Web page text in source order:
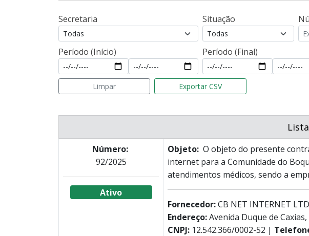
Secretaria
Todas
Situação
Período (Início) Período (Final)
Limpar Exportar CSV
Número:
92/2025
Ativo
Objeto: O objeto do presente
internet para a Comunidade do
atendimentos médicos, sendo a
Fornecedor:CB NET INTERNET
Endereço:Avenida Duque de
CNPJ: 12.542.366/0002-52 |